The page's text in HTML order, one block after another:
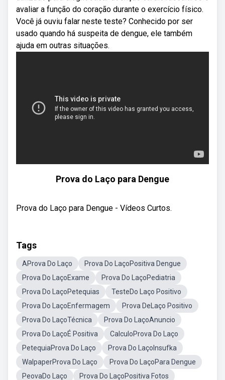
avaliar a função do coração durante o exercício físico.
Você já ouviu falar neste teste? Conhecido por ser
usado quando há suspeita de dengue, ele também
ajuda em outras situações.
Prova do Laço para Dengue
Prova do Laço para Dengue - Vídeos Curtos.
Tags
AProva Do Laço
Prova Do LaçoPositiva Dengue
Prova Do LaçoExame
Prova Do LaçoPediatria
Prova Do LaçoPetequias
TesteDo Laço Positivo
Prova Do LaçoEnfermagem
Prova DeLaço Positivo
Prova Do LaçoTécnica
Prova Do LaçoAnuncio
Prova Do LaçoÉ Positiva
CalculoProva Do Laço
PetequiaProva Do Laço
Prova Do LaçoInsufka
WalpaperProva Do Laço
Prova Do LaçoPara Dengue
PeovaDo Laço
Prova Do LaçoPositiva Fotos